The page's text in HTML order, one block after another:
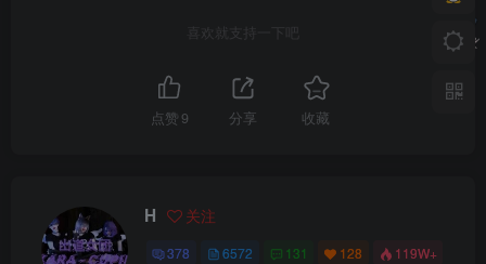
喜欢就支持一下吧
点赞 9 分享 收藏
H 关注
378 6572 131 128 119W+